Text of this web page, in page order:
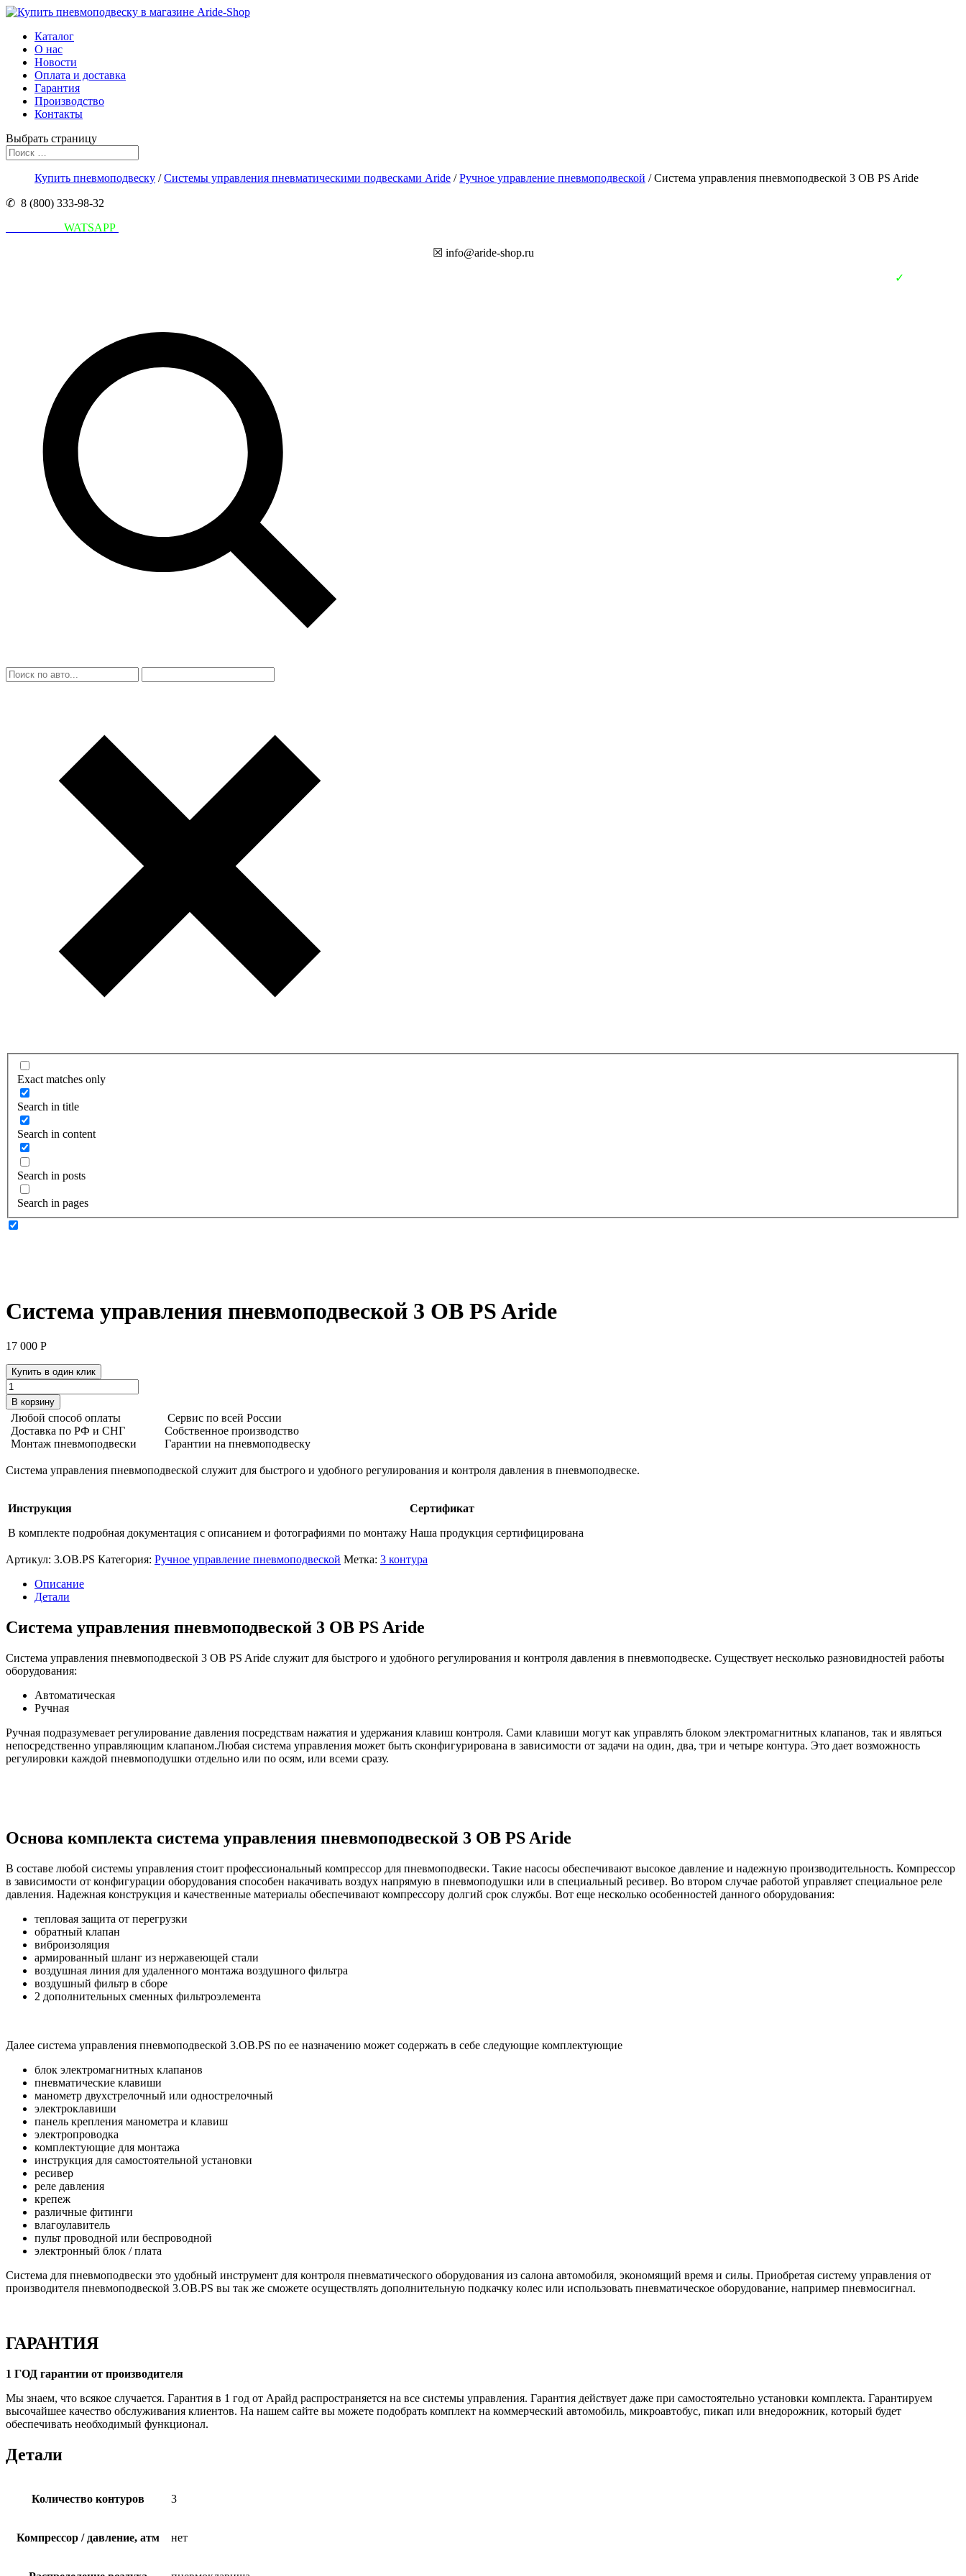
Каталог
О нас
Новости
Оплата и доставка
Гарантия
Производство
Контакты
Выбрать страницу
Купить пневмоподвеску /Системы управления пневматическими подвесками Aride /Ручное управление пневмоподвеской / Система управления пневмоподвеской 3 OB PS Aride
✆ 8 (800) 333-98-32
WATSAPP
☒ info@aride-shop.ru
✓
Exact matches only
Search in title
Search in content
Search in posts
Search in pages
Система управления пневмоподвеской 3 OB PS Aride
17 000 Р
Купить в один клик
Количество
товара
Система
управления
пневмоподвеской
PS
В корзину
Любой способ оплаты
Доставка по РФ и СНГ
Монтаж пневмоподвески
Сервис по всей России
Собственное производство
Гарантии на пневмоподвеску
Система управления пневмоподвеской служит для быстрого и удобного регулирования и контроля давления в пневмоподвеске.
Инструкция
В комплекте подробная документация с описанием и фотографиями по монтажу
Сертификат
Наша продукция сертифицирована
Артикул: 3.OB.PS Категория: Ручное управление пневмоподвеской Метка: 3 контура
Описание
Детали
Система управления пневмоподвеской 3 OB PS Aride
Система управления пневмоподвеской 3 OB PS Aride служит для быстрого и удобного регулирования и контроля давления в пневмоподвеске. Существует несколько разновидностей работы
оборудования:
Автоматическая
Ручная
Ручная подразумевает регулирование давления посредствам нажатия и удержания клавиш контроля. Сами клавиши могут как управлять блоком электромагнитных клапанов, так и являться
непосредственно управляющим клапаном.Любая система управления может быть сконфигурирована в зависимости от задачи на один, два, три и четыре контура. Это дает возможность
регулировки каждой пневмоподушки отдельно или по осям, или всеми сразу.
Основа комплекта система управления пневмоподвеской 3 OB PS Aride
В составе любой системы управления стоит профессиональный компрессор для пневмоподвески. Такие насосы обеспечивают высокое давление и надежную производительность. Компрессор
в зависимости от конфигурации оборудования способен накачивать воздух напрямую в пневмоподушки или в специальный ресивер. Во втором случае работой управляет специальное реле
давления. Надежная конструкция и качественные материалы обеспечивают компрессору долгий срок службы. Вот еще несколько особенностей данного оборудования:
тепловая защита от перегрузки
обратный клапан
виброизоляция
армированный шланг из нержавеющей стали
воздушная линия для удаленного монтажа воздушного фильтра
воздушный фильтр в сборе
2 дополнительных сменных фильтроэлемента
Далее система управления пневмоподвеской 3.OB.PS по ее назначению может содержать в себе следующие комплектующие
блок электромагнитных клапанов
пневматические клавиши
манометр двухстрелочный или однострелочный
электроклавиши
панель крепления манометра и клавиш
электропроводка
комплектующие для монтажа
инструкция для самостоятельной установки
ресивер
реле давления
крепеж
различные фитинги
влагоулавитель
пульт проводной или беспроводной
электронный блок / плата
Система для пневмоподвески это удобный инструмент для контроля пневматического оборудования из салона автомобиля, экономящий время и силы. Приобретая систему управления от
производителя пневмоподвеской 3.OB.PS вы так же сможете осуществлять дополнительную подкачку колес или использовать пневматическое оборудование, например пневмосигнал.
ГАРАНТИЯ
1 ГОД гарантии от производителя
Мы знаем, что всякое случается. Гарантия в 1 год от Арайд распространяется на все системы управления. Гарантия действует даже при самостоятельно установки комплекта. Гарантируем
высочайшее качество обслуживания клиентов. На нашем сайте вы можете подобрать комплект на коммерческий автомобиль, микроавтобус, пикап или внедорожник, который будет
обеспечивать необходимый функционал.
Детали
Количество контуров 3
Компрессор / давление, атм нет